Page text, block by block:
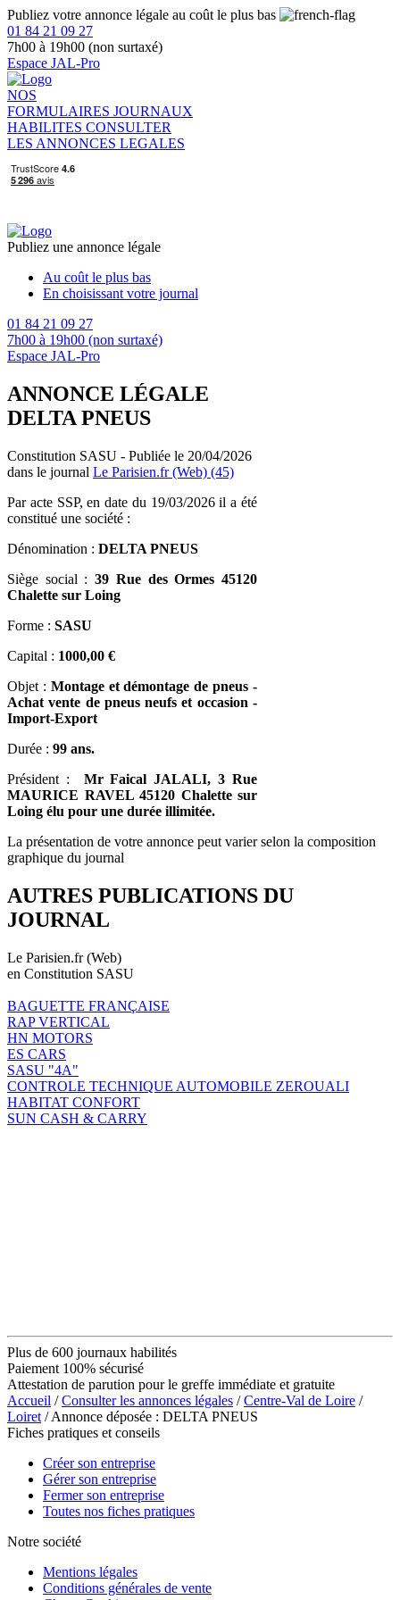
Publiez votre annonce légale au coût le plus bas
01 84 21 09 27
7h00 à 19h00 (non surtaxé)
Espace JAL-Pro
NOS
FORMULAIRES JOURNAUX
HABILITES CONSULTER
LES ANNONCES LEGALES
Publiez une annonce légale
Au coût le plus bas
En choisissant votre journal
01 84 21 09 27
7h00 à 19h00 (non surtaxé)
Espace JAL-Pro
ANNONCE LÉGALE
DELTA PNEUS
Constitution SASU - Publiée le 20/04/2026
dans le journal Le Parisien.fr (Web) (45)
Par acte SSP, en date du 19/03/2026 il a été
constitué une société :
Dénomination : DELTA PNEUS
Siège social :39 Rue des Ormes 45120
Chalette sur Loing
Forme : SASU
Capital : 1000,00 €
Objet : Montage et démontage de pneus -
Achat vente de pneus neufs et occasion -
Import-Export
Durée : 99 ans.
Président : Mr Faical JALALI, 3 Rue
MAURICE RAVEL 45120 Chalette sur
Loing élu pour une durée illimitée.
La présentation de votre annonce peut varier selon la composition
graphique du journal
AUTRES PUBLICATIONS DU
JOURNAL
Le Parisien.fr (Web)
en Constitution SASU
BAGUETTE FRANÇAISE
RAP VERTICAL
HN MOTORS
ES CARS
SASU "4A"
CONTROLE TECHNIQUE AUTOMOBILE ZEROUALI
HABITAT CONFORT
SUN CASH & CARRY
Plus de 600 journaux habilités
Paiement 100% sécurisé
Attestation de parution pour le greffe immédiate et gratuite
Accueil /Consulter les annonces légales /Centre-Val de Loire /
Loiret / Annonce déposée : DELTA PNEUS
Fiches pratiques et conseils
Créer son entreprise
Gérer son entreprise
Fermer son entreprise
Toutes nos fiches pratiques
Notre société
Mentions légales
Conditions générales de vente